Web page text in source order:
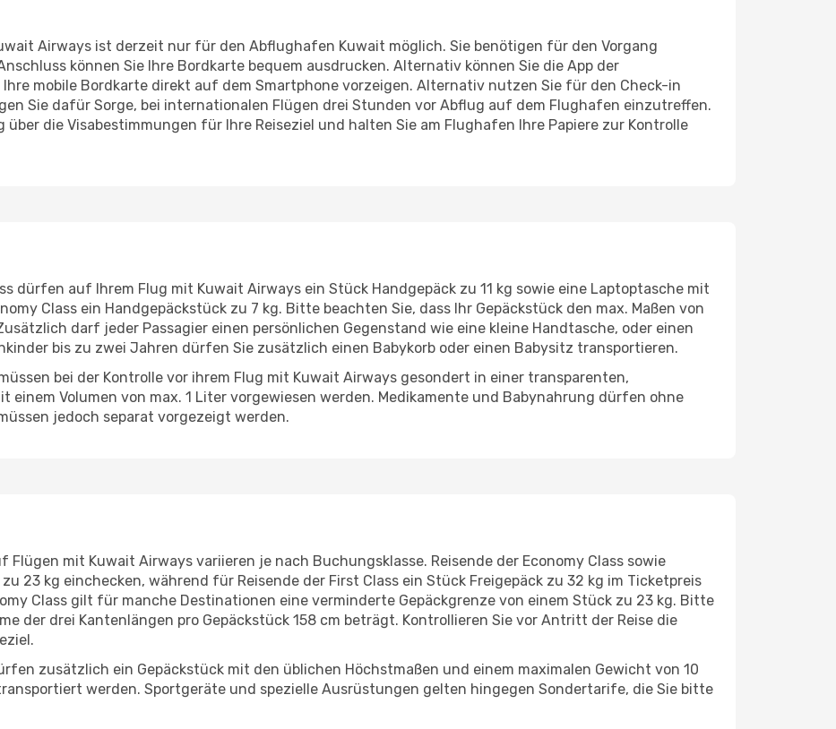
Airways ist derzeit nur für den Abflughafen Kuwait möglich. Sie benötigen für den Vorgang
können Sie Ihre Bordkarte bequem ausdrucken. Alternativ können Sie die App der
mobile Bordkarte direkt auf dem Smartphone vorzeigen. Alternativ nutzen Sie für den Check-in
Sie dafür Sorge, bei internationalen Flügen drei Stunden vor Abflug auf dem Flughafen einzutreffen.
die Visabestimmungen für Ihre Reiseziel und halten Sie am Flughafen Ihre Papiere zur Kontrolle
dürfen auf Ihrem Flug mit Kuwait Airways ein Stück Handgepäck zu 11 kg sowie eine Laptoptasche mit
Class ein Handgepäckstück zu 7 kg. Bitte beachten Sie, dass Ihr Gepäckstück den max. Maßen von
darf jeder Passagier einen persönlichen Gegenstand wie eine kleine Handtasche, oder einen
bis zu zwei Jahren dürfen Sie zusätzlich einen Babykorb oder einen Babysitz transportieren.
bei der Kontrolle vor ihrem Flug mit Kuwait Airways gesondert in einer transparenten,
einem Volumen von max. 1 Liter vorgewiesen werden. Medikamente und Babynahrung dürfen ohne
jedoch separat vorgezeigt werden.
Flügen mit Kuwait Airways variieren je nach Buchungsklasse. Reisende der Economy Class sowie
23 kg einchecken, während für Reisende der First Class ein Stück Freigepäck zu 32 kg im Ticketpreis
Class gilt für manche Destinationen eine verminderte Gepäckgrenze von einem Stück zu 23 kg. Bitte
der drei Kantenlängen pro Gepäckstück 158 cm beträgt. Kontrollieren Sie vor Antritt der Reise die
zusätzlich ein Gepäckstück mit den üblichen Höchstmaßen und einem maximalen Gewicht von 10
werden. Sportgeräte und spezielle Ausrüstungen gelten hingegen Sondertarife, die Sie bitte